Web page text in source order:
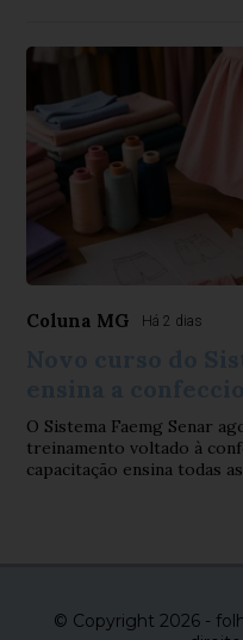
Coluna MG Há 2 dias
O Sistema Faemg Senar
treinamento voltado à
capacitação ensina todas
© Copyright 2026 -